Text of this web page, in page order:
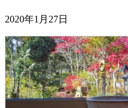
2020年1月27日